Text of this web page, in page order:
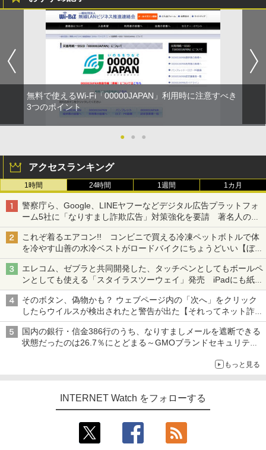
無料で使えるWi-Fi「00000JAPAN」利用時に注意すべき
3つのポイント
● ● ●
アクセスランキング
1時間 24時間 1週間 1カ月
警察庁ら、Google、LINEヤフーなどデジタル広告プラットフォ
ーム5社に「なりすまし詐欺広告」対策強化を要請 著名人の写
真や映像を使った投資詐欺などへの対策として
これぞ着るエアコン!! コンビニで買える冷凍ペットボトルで体
を冷やす山善の水冷ベストがロードバイクにちょうどいい【ぼっ
ち・ざ・ろーど！その14】【空いた時間でなにしてる？】
エレコム、ゼブラと共同開発した、タッチペンとしてもボールペ
ンとしても使える「スタイラスツーウェイ」発売 iPadにも紙に
も、持ち替えずに書き込める
そのボタン、偽物かも？ ウェブページ内の「次へ」をクリック
したらウイルスが検出されたと警告が出た【それってネット詐欺
ですよ！】
国内の銀行・信金386行のうち、なりすましメールを遮断できる
状態だったのは26.7％にとどまる～GMOブランドセキュリティ
もっと見る
INTERNET Watch をフォローする